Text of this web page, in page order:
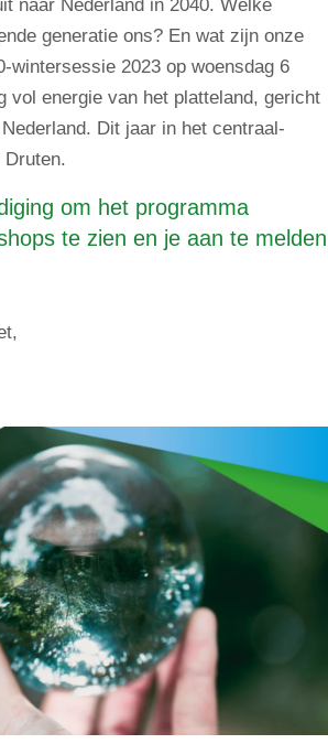
naar Nederland in 2040. Welke
generatie ons? En wat zijn onze
wintersessie 2023 op woensdag 6
vol energie van het platteland, gericht
Dit jaar in het centraal-
Druten.
om het programma
te zien en je aan te melden